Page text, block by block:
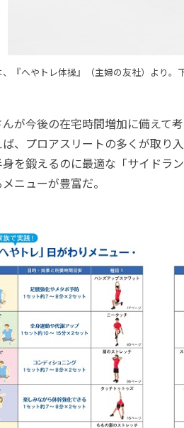
『へやトレ体操』（主婦の友社）より。
今後の在宅時間増加に備えて
、プロアスリートの多くが取り
を鍛えるのに最適な「サイドラ
ニューが豊富だ。